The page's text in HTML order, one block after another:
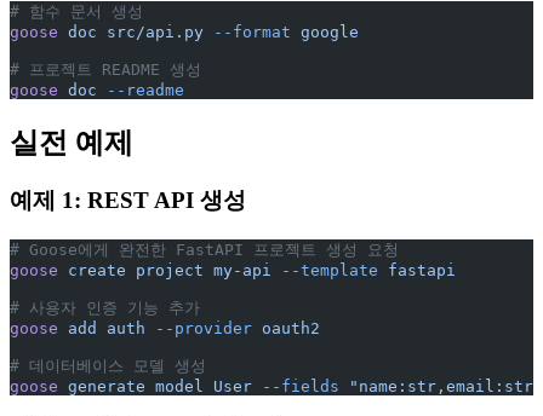
# 함수 문서 생성
goose doc src/api.py --format google
# 프로젝트 README 생성
goose doc --readme
실전 예제
예제 1: REST API 생성
# Goose에게 완전한 FastAPI 프로젝트 생성 요청
goose create project my-api --template fastapi
# 사용자 인증 기능 추가
goose add auth --provider oauth2
# 데이터베이스 모델 생성
goose generate model User --fields